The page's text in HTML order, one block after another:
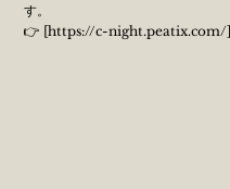
す。
👉 [https://c-night.peatix.com/]